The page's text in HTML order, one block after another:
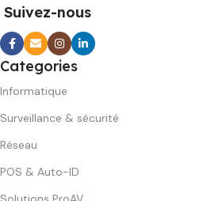
Suivez-nous
Categories
Informatique
Surveillance & sécurité
Réseau
POS & Auto-ID